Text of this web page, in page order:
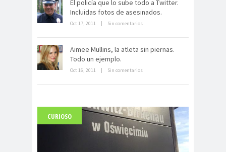
abandonado
Carlo Acutis, el beato incorrupto de
El policía que lo sube todo a Twitter.
Incluidas fotos de asesinados.
Oct 17, 2011 | Sin comentarios
Aimee Mullins, la atleta sin piernas.
Todo un ejemplo.
Oct 16, 2011 | Sin comentarios
CURIOSO